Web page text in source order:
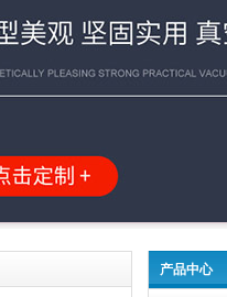
产品中心